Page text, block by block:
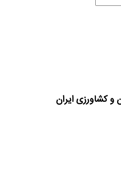
و کشاورزی ایران